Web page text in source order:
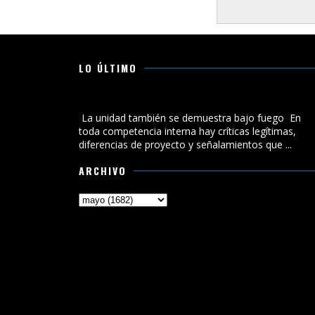
LO ÚLTIMO
La unidad también se demuestra bajo fuego En
toda competencia interna hay críticas legítimas,
diferencias de proyecto y señalamientos que ...
ARCHIVO